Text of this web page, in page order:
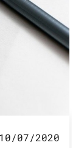
10/07/2020